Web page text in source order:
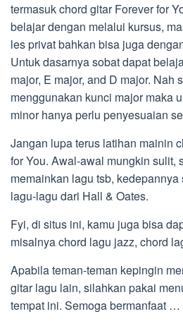
termasuk chord gitar Forever for
belajar dengan melalui kursus,
les privat bahkan bisa juga
Untuk dasarnya sobat dapat
major, E major, and D major. Nah
menggunakan kunci major maka
minor hanya perlu penyesuaian
Jangan lupa terus latihan mainin
for You. Awal-awal mungkin sulit,
memainkan lagu tsb,
lagu-lagu dari Hall & Oates.
Fyi, di situs ini, kamu juga bisa
misalnya chord lagu jazz, chord
Apabila teman-teman kepingin
gitar lagu lain, silahkan pakai
tempat ini. Semoga bermanfaat …